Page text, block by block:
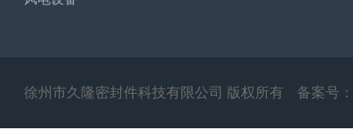
徐州市久隆密封件科技有限公司 版权所有 备案号：